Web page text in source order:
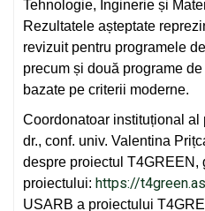
Tehnologie, Inginerie și
Rezultatele așteptate
revizuit pentru programele
precum și două programe
bazate pe criterii moderne.
Coordonatoar instituțional
dr., conf. univ. Valentina
despre proiectul T4GREEN,
proiectului: https://
USARB a proiectului